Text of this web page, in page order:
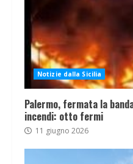
Notizie dalla Sicilia
Palermo, fermata la
incendi: otto fermi
11 giugno 2026